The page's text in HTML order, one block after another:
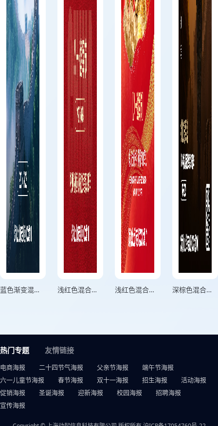
蓝色渐变混合风格八一建军节铁筑军魂竖版建军节海报 浅红色混合风格强军筑梦匠心筑家竖版建军节海报 浅红色混合风格峥嵘光辉岁月铁骨热血军魂竖版建军节海报 深棕色混合风格军魂永驻山河激荡再启新程竖版建军节海报
热门专题 友情链接
电商海报 二十四节气海报 父亲节海报
端午节海报
六一儿童节海报
春节海报 双十一海报 招生海报
活动海报
促销海报
圣诞海报 迎新海报 校园海报
招聘海报
宣传海报